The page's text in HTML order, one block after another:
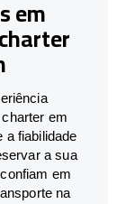
em
em
a fiabilidade
a sua
em
na